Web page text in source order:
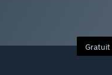
Gratuit